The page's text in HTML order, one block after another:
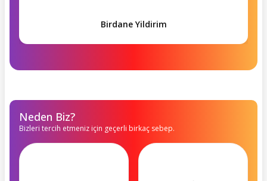
Birdane Yildirim
Neden Biz?
Bizleri tercih etmeniz için geçerli birkaç sebep.